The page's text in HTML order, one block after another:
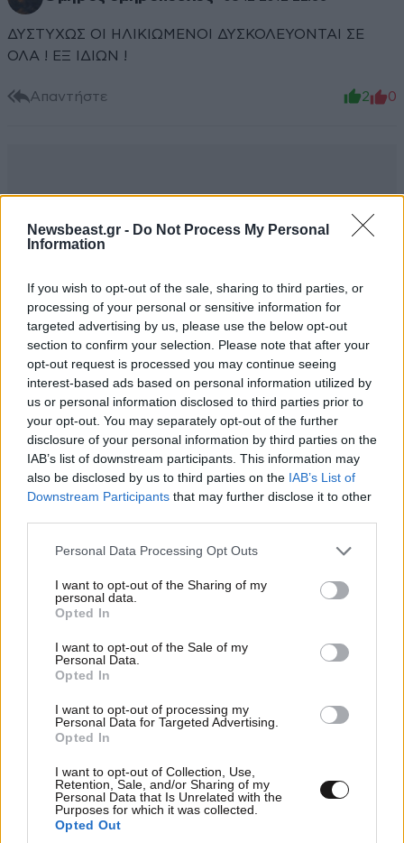
Newsbeast.gr - Do Not Process My Personal
Information
If you wish to opt-out of the sale, sharing to third parties, or
processing of your personal or sensitive information for
targeted advertising by us, please use the below opt-out
section to confirm your selection. Please note that after your
opt-out request is processed you may continue seeing
interest-based ads based on personal information utilized by
us or personal information disclosed to third parties prior to
your opt-out. You may separately opt-out of the further
disclosure of your personal information by third parties on the
IAB’s list of downstream participants. This information may
also be disclosed by us to third parties on the IAB’s List of
Downstream Participants that may further disclose it to other
Please note that this website/app uses one or more Google
not limited to your visit or usage behaviour. You may click to
grant or deny consent to Google and its third-party tags to
use your data for below specified purposes in below Google
consent section.
Personal Data Processing Opt Outs
I want to opt-out of the Sharing of my
personal data.
Opted In
I want to opt-out of the Sale of my
Personal Data.
Opted In
I want to opt-out of processing my
Personal Data for Targeted Advertising.
Opted In
I want to opt-out of Collection, Use,
Retention, Sale, and/or Sharing of my
Personal Data that Is Unrelated with the
Purposes for which it was collected.
Opted Out
ΔΥΣΤΥΧΩΣ ΟΙ ΗΛΙΚΙΩΜΕΝΟΙ ΔΥΣΚΟΛΕΥΟΝΤΑΙ ΣΕ
ΟΛΑ ! ΕΞ ΙΔΙΩΝ !
Απαντήστε 2 0
ΑΚΗΣ 05·12·2012 12:06
Εγώ θα έλεγα το αντίθετο. Οι ηλικιωμένοι και λόγω
σε νέες γνωριμίες.
Απαντήστε
AntiSeOla 05·12·2012 15:32
Ετερον εκατερον. Η έρευνα δεν αφορα στην
κοινωνικότητα, αλλά στην πιθανοτητα
εξαπατησης.
ΑΚΗΣ 05·12·2012 20:45